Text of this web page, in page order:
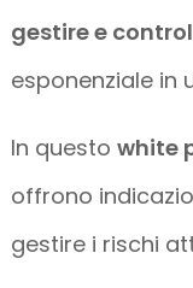
gestire e
esponenziale in
In questowhite
offrono
gestire i rischi